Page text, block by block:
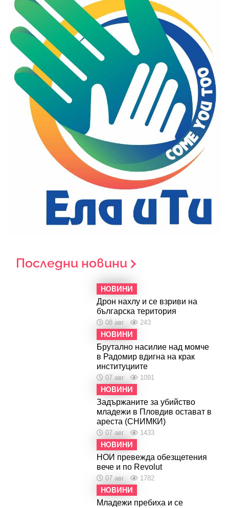
Последни новини
НОВИНИ
Дрон нахлу и се взриви на
българска територия
08 авг 243
НОВИНИ
Брутално насилие над момче
в Радомир вдигна на крак
институциите
07 авг 1091
НОВИНИ
Задържаните за убийство
младежи в Пловдив остават в
ареста (СНИМКИ)
07 авг 1433
НОВИНИ
НОИ превежда обезщетения
вече и по Revolut
07 авг 1782
НОВИНИ
Младежи пребиха и се